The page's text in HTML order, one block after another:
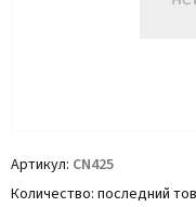
Артикул CN425
Количество последний